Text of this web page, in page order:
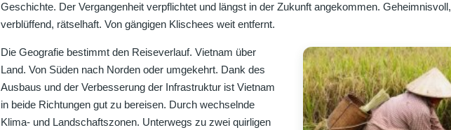
Geschichte. Der Vergangenheit verpflichtet und längst in der Zukunft angekommen. Geheimnisvoll,
verblüffend, rätselhaft. Von gängigen Klischees weit entfernt.
Die Geografie bestimmt den Reiseverlauf. Vietnam über
Land. Von Süden nach Norden oder umgekehrt. Dank des
Ausbaus und der Verbesserung der Infrastruktur ist Vietnam
in beide Richtungen gut zu bereisen. Durch wechselnde
Klima- und Landschaftszonen. Unterwegs zu zwei quirligen